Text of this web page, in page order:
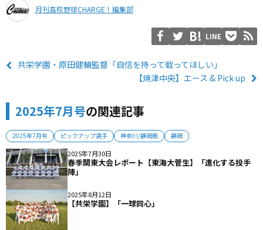
月刊高校野球CHARGE！編集部
LINE
共栄学園・原田健輔監督「自信を持って戦ってほしい」
【焼津中央】エース & Pick up
2025年7月号の関連記事
2025年7月号 ピックアップ選手 神奈川/静岡版 静岡
2025年7月30日
春季関東大会レポート【東海大菅生】「進化する投手
陣」
2025年8月12日
【共栄学園】「一球同心」